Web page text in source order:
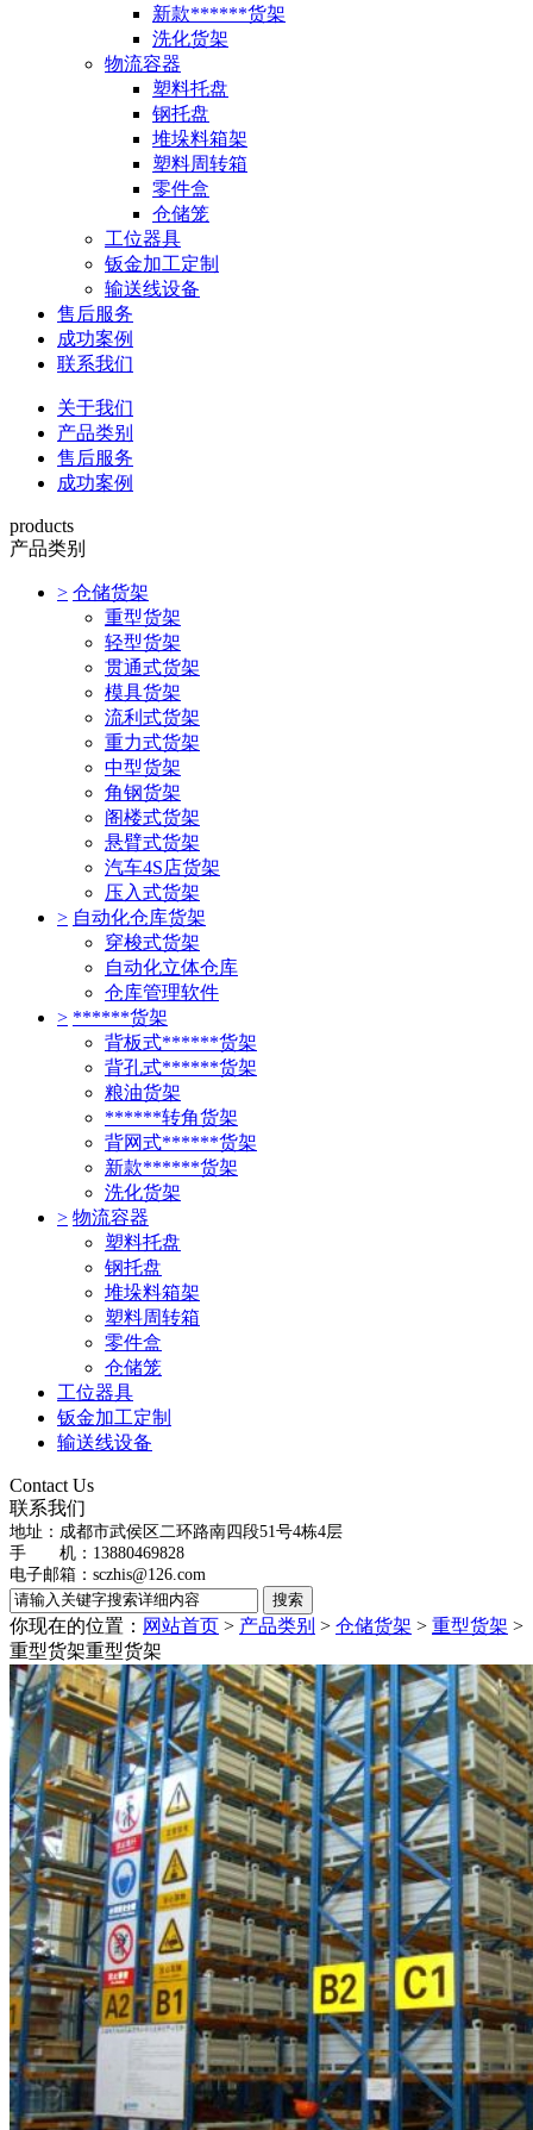
新款******货架
洗化货架
物流容器
塑料托盘
钢托盘
堆垛料箱架
塑料周转箱
零件盒
仓储笼
工位器具
钣金加工定制
输送线设备
售后服务
成功案例
联系我们
关于我们
产品类别
售后服务
成功案例
products
产品类别
> 仓储货架
重型货架
轻型货架
贯通式货架
模具货架
流利式货架
重力式货架
中型货架
角钢货架
阁楼式货架
悬臂式货架
汽车4S店货架
压入式货架
> 自动化仓库货架
穿梭式货架
自动化立体仓库
仓库管理软件
> ******货架
背板式******货架
背孔式******货架
粮油货架
******转角货架
背网式******货架
新款******货架
洗化货架
> 物流容器
塑料托盘
钢托盘
堆垛料箱架
塑料周转箱
零件盒
仓储笼
工位器具
钣金加工定制
输送线设备
Contact Us
联系我们
地址： 成都市武侯区二环路南四段51号4栋4层
手 机：13880469828
电子邮箱： sczhis@126.com
你现在的位置： 网站首页 > 产品类别 > 仓储货架 > 重型货架 >
重型货架重型货架